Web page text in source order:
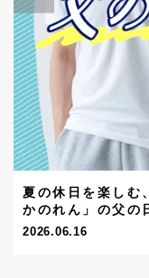
夏の休日を楽しむ
かのれん」の父の
2026.06.16